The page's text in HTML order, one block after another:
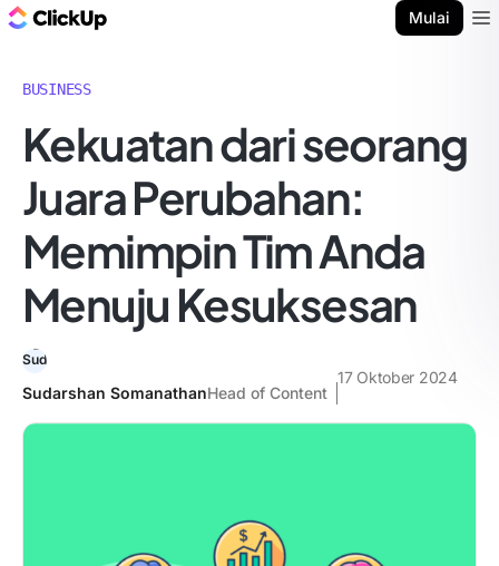
Mulai
BUSINESS
Kekuatan dari seorang
Juara Perubahan:
Memimpin Tim Anda
Menuju Kesuksesan
Sudarshan SomanathanHead of Content
17 Oktober 2024